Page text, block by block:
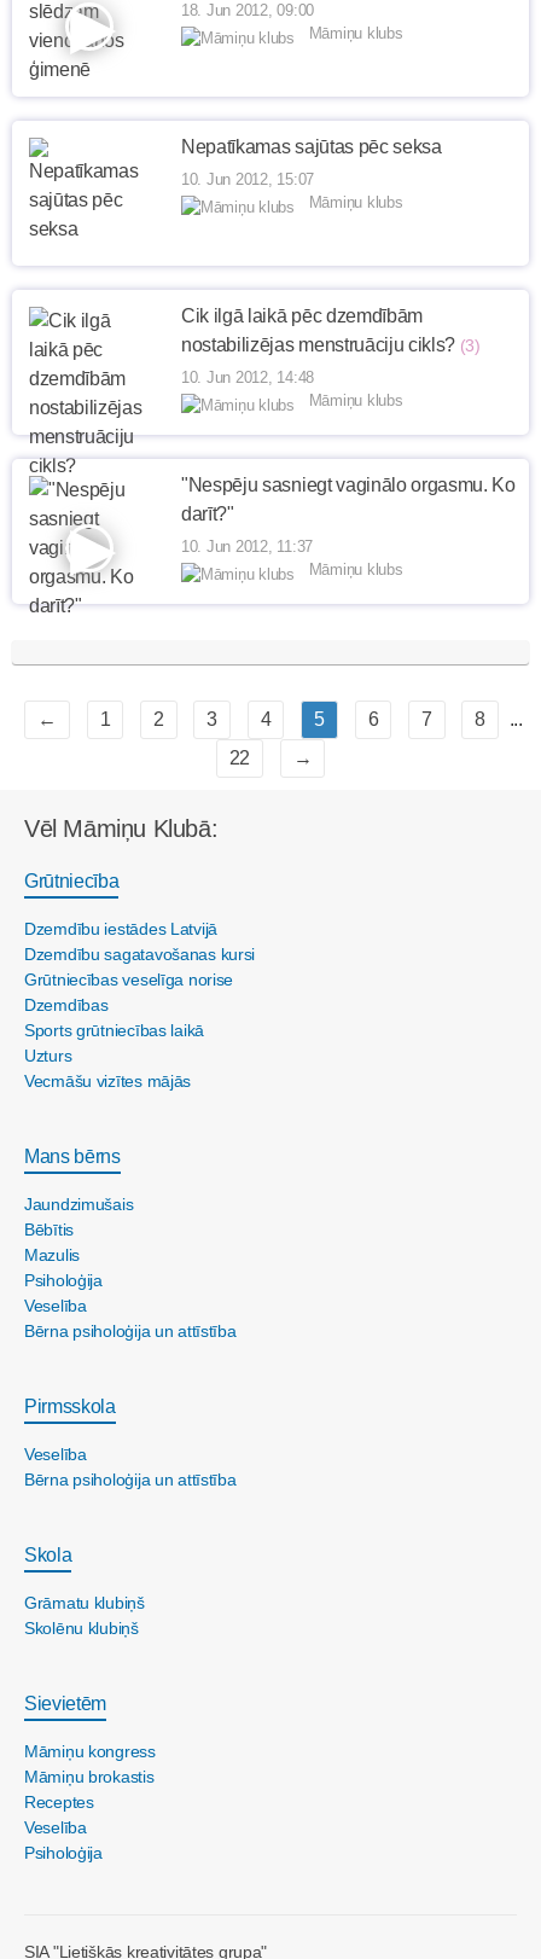
18. Jun 2012, 09:00
Māmiņu klubs
Nepatīkamas sajūtas pēc seksa
10. Jun 2012, 15:07
Māmiņu klubs
Cik ilgā laikā pēc dzemdībām
nostabilizējas menstruāciju cikls? (3)
10. Jun 2012, 14:48
Māmiņu klubs
"Nespēju sasniegt vaginālo orgasmu. Ko
darīt?"
10. Jun 2012, 11:37
Māmiņu klubs
← 1 2 3 4 5 6 7 8
...
22
→
Vēl Māmiņu Klubā:
Grūtniecība
Dzemdību iestādes Latvijā
Dzemdību sagatavošanas kursi
Grūtniecības veselīga norise
Dzemdības
Sports grūtniecības laikā
Uzturs
Vecmāšu vizītes mājās
Mans bērns
Jaundzimušais
Bēbītis
Mazulis
Psiholoģija
Veselība
Bērna psiholoģija un attīstība
Pirmsskola
Veselība
Bērna psiholoģija un attīstība
Skola
Grāmatu klubiņš
Skolēnu klubiņš
Sievietēm
Māmiņu kongress
Māmiņu brokastis
Receptes
Veselība
Psiholoģija
SIA "Lietišķās kreativitātes grupa"